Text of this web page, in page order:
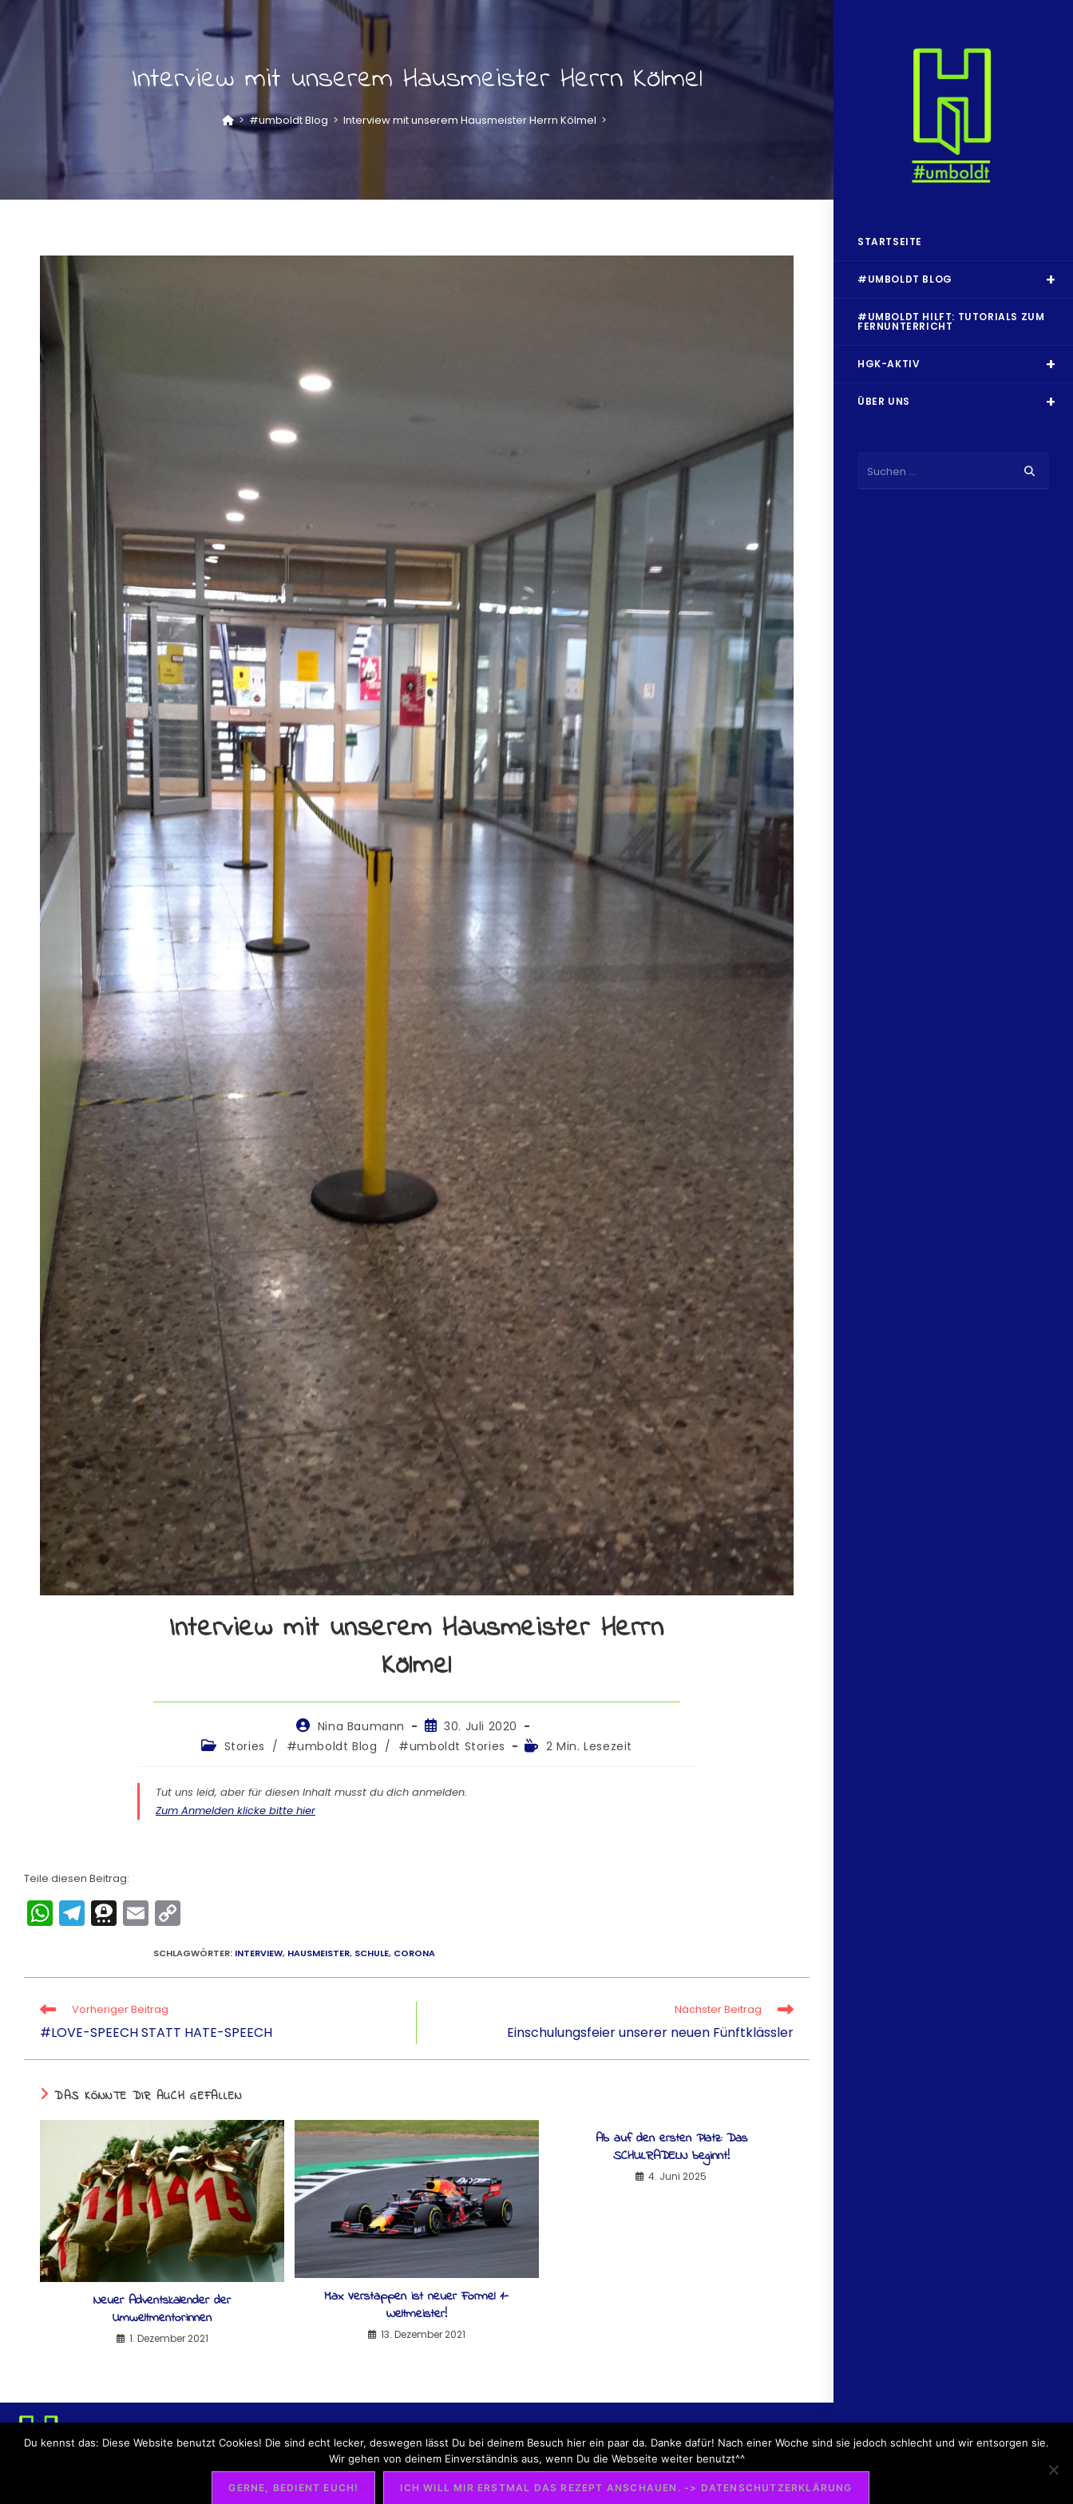
STARTSEITE
#UMBOLDT BLOG
#UMBOLDT HILFT: TUTORIALS ZUM
FERNUNTERRICHT
HGK-AKTIV
ÜBER UNS
Suchen …
Interview mit unserem Hausmeister Herrn Kölmel
> #umboldt Blog > Interview mit unserem Hausmeister Herrn Kölmel >
Interview mit unserem Hausmeister Herrn
Kölmel
Nina Baumann
30. Juli 2020
Stories / #umboldt Blog / #umboldt Stories 2 Min. Lesezeit
Tut uns leid, aber für diesen Inhalt musst du dich anmelden.
Zum Anmelden klicke bitte hier
Teile diesen Beitrag:
W
h
ts
A
p
p
T
el
gr
a
m
T
hr
e
m
a
E
m
ai
l
p
y
n
k
SCHLAGWÖRTER: INTERVIEW, HAUSMEISTER, SCHULE, CORONA
Vorheriger Beitrag
#LOVE-SPEECH STATT HATE-SPEECH
Nächster Beitrag
Einschulungsfeier unserer neuen Fünftklässler
DAS KÖNNTE DIR AUCH GEFALLEN
Neuer Adventskalender der
Umweltmentor:innen
1. Dezember 2021
Max Verstappen ist neuer Formel 1-
Weltmeister!
13. Dezember 2021
Ab auf den ersten Platz: Das
SCHULRADELN beginnt!
4. Juni 2025
DATENSCHUTZERKLÄRUNG IMPRESSUM BLOG-LEITFADEN ÜBER UNS REPORTER:INNENZUGANG
Du kennst das: Diese Website benutzt Cookies! Die sind echt lecker, deswegen lässt Du bei deinem Besuch hier ein paar da. Danke dafür! Nach einer Woche sind sie jedoch schlecht und wir entsorgen sie.
Wir gehen von deinem Einverständnis aus, wenn Du die Webseite weiter benutzt^^
GERNE, BEDIENT EUCH! ICH WILL MIR ERSTMAL DAS REZEPT ANSCHAUEN. -> DATENSCHUTZERKLÄRUNG